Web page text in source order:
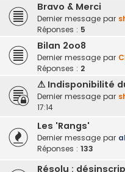
Bravo & Merci
Dernier message par
Réponses : 5
Bilan 2oo8
Dernier message par
Réponses : 2
⚠ Indisponibilité
Dernier message par
17:14
Les 'Rangs'
Dernier message par
Réponses : 133
Résolu :